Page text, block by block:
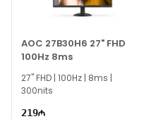
компьютерной технике,
Если вам нужна помощь с
специалисты готовы
Благодарим вас за
компании!
AOC 27B30H6 27" FHD
100Hz 8ms
27" FHD | 100Hz | 8ms |
300nits
219